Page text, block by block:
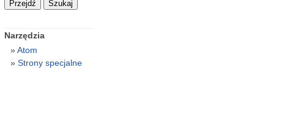
Narzędzia
Atom
Strony specjalne